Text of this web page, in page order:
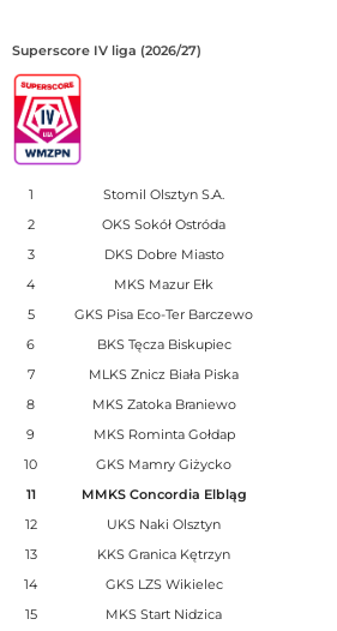
Superscore IV liga (2026/27)
1
Stomil Olsztyn S.A.
2
OKS Sokół Ostróda
3
DKS Dobre Miasto
4
MKS Mazur Ełk
5
GKS Pisa Eco-Ter Barczewo
6
BKS Tęcza Biskupiec
7
MLKS Znicz Biała Piska
8
MKS Zatoka Braniewo
9
MKS Rominta Gołdap
10
GKS Mamry Giżycko
11
MMKS Concordia Elbląg
12
UKS Naki Olsztyn
13
KKS Granica Kętrzyn
14
GKS LZS Wikielec
15
MKS Start Nidzica